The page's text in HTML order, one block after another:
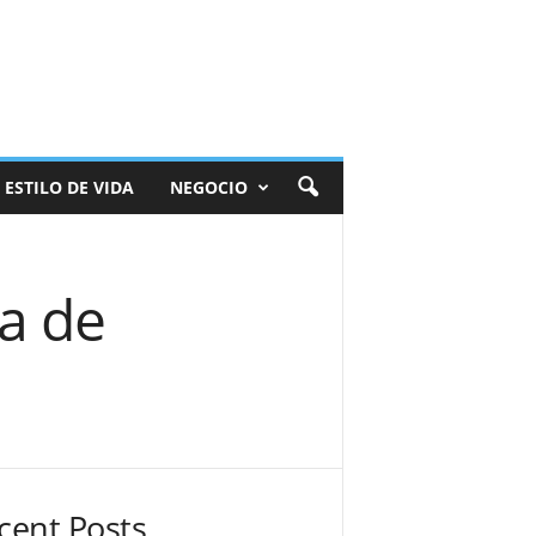
ESTILO DE VIDA NEGOCIO
de
Posts